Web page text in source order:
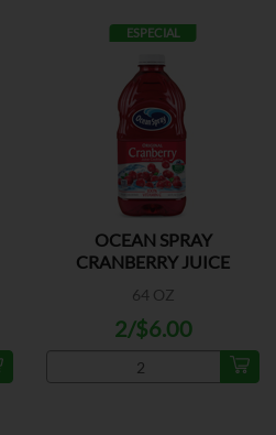
ESPECIAL
OCEAN SPRAY
CRANBERRY JUICE
64 OZ
2/$6.00